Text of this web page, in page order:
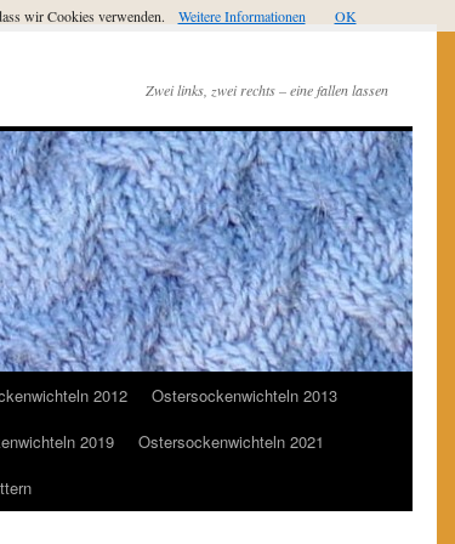
Zwei links, zwei rechts – eine fallen lassen
2012
Ostersockenwichteln 2013
2019
Ostersockenwichteln 2021
wir Cookies verwenden. Weitere Informationen OK